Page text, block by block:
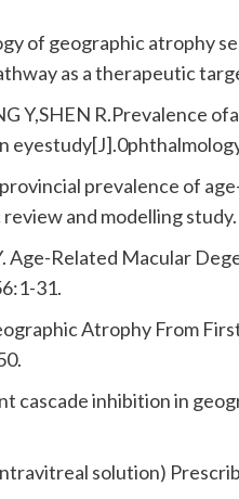
of geographic atrophy
as a therapeutic
Y,SHEN R.Prevalence
prevalence of
and modelling
Age-Related Macular
31.
Atrophy From
cascade inhibition in
solution)